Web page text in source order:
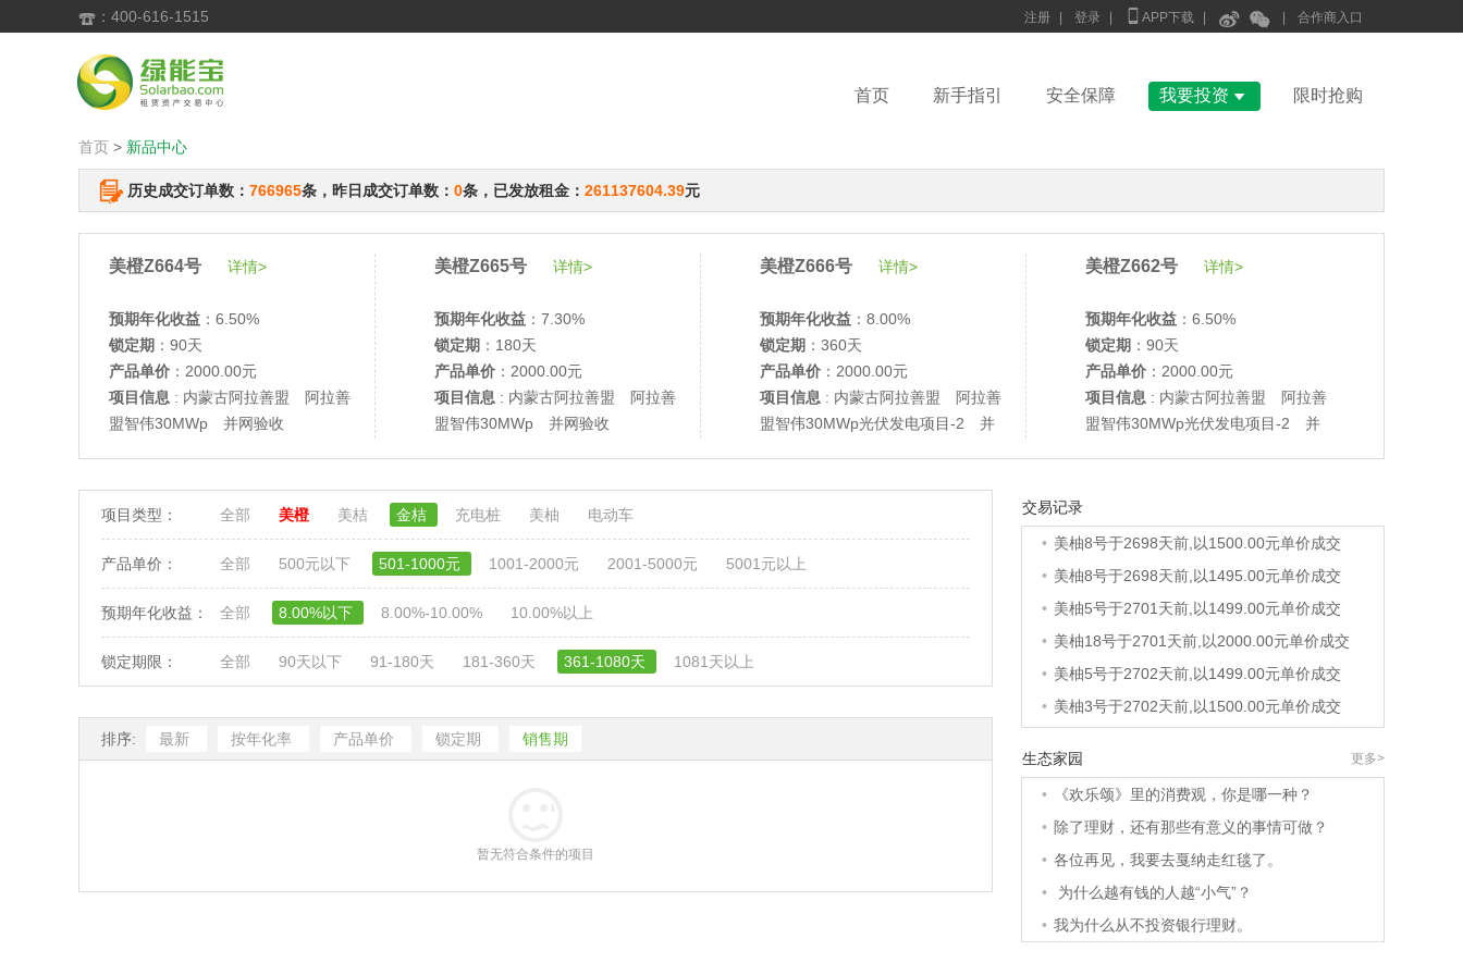
 ：400-616-1515 注册 登录  APP下载   合作商入口
首页 新手指引 安全保障 我要投资  限时抢购
首页 > 新品中心
历史成交订单数： 766965条，昨日成交订单数： 0条，已发放租金： 261137604.39元
美橙Z664号 详情>
预期年化收益 ：6.50%
锁定期 ：90天
产品单价 ：2000.00元
项目信息 : 内蒙古阿拉善盟 阿拉善
盟智伟30MWp 并网验收
美橙Z665号 详情>
预期年化收益 ：7.30%
锁定期 ：180天
产品单价 ：2000.00元
项目信息 : 内蒙古阿拉善盟 阿拉善
盟智伟30MWp 并网验收
美橙Z666号 详情>
预期年化收益 ：8.00%
锁定期 ：360天
产品单价 ：2000.00元
项目信息 : 内蒙古阿拉善盟 阿拉善
盟智伟30MWp光伏发电项目-2 并
美橙Z662号 详情>
预期年化收益 ：6.50%
锁定期 ：90天
产品单价 ：2000.00元
项目信息 : 内蒙古阿拉善盟 阿拉善
盟智伟30MWp光伏发电项目-2 并
项目类型： 全部 美橙 美桔 金桔 充电桩 美柚 电动车
产品单价： 全部 500元以下 501-1000元 1001-2000元 2001-5000元 5001元以上
预期年化收益： 全部 8.00%以下 8.00%-10.00% 10.00%以上
锁定期限： 全部 90天以下 91-180天 181-360天 361-1080天 1081天以上
排序: 最新 按年化率 产品单价 锁定期 销售期
暂无符合条件的项目
交易记录
美柚27号于2687天前,以1995.00元单价成交
美柚6号于2689天前,以1200.00元单价成交
美柚40号于2689天前,以1200.00元单价成交
• 美柚36号于2690天前,以1200.00元单价成交
• 美柚8号于2698天前,以1500.00元单价成交
• 美柚38号于2702天前,以1500.00元单价成交
• 美柚20号于2716天前,以1495.00元单价成交
•
美柚38号于2719天前,以1500.00元单价成交
• 美柚10号于2719天前,以2000.00元单价成交
• 美柚8号于2721天前,以1490.00元单价成交
•
美柚5号于2725天前,以1498.00元单价成交
• 美柚5号于2726天前,以1465.00元单价成交
生态家园 更多>
•
《欢乐颂》里的消费观，你是哪一种？
• 除了理财，还有那些有意义的事情可做？
• 各位再见，我要去戛纳走红毯了。
•
为什么越有钱的人越“小气”？
• 我为什么从不投资银行理财。